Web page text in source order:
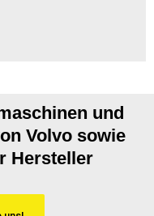
und
Volvo sowie
Hersteller